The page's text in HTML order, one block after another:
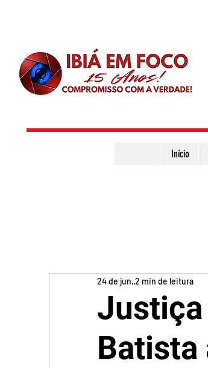
Início
Justiça
Batista
24 de jun.2 min de leitura